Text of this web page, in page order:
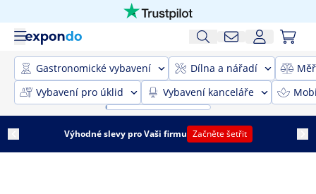
Gastronomické vybavení Dílna a nářadí
Vybavení pro úklid
Vybavení kanceláře
Výhodné slevy pro Vaši firmu Začněte šetřit